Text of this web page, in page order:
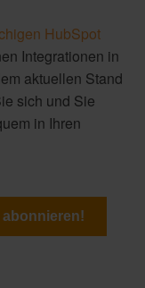
HubSpot
Integrationen in
aktuellen Stand
sich und Sie
in Ihren